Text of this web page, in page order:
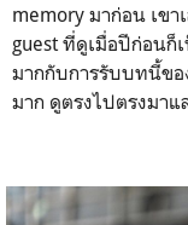
memory มาก่อน เขา
guest ที่ดูเมื่อปีก่อนก็
มากกับการรับบทนี้ขอ
มาก ดูตรงไปตรงมาแ